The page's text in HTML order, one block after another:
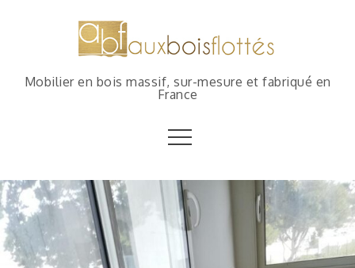
Mobilier en bois massif, sur-mesure et fabriqué en
France